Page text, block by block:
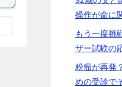
操作が命に
もう一度挑
ザー試験の
粉瘤が再発
めの受診で